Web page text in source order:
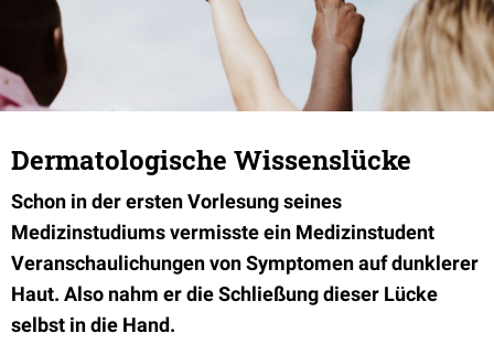
Dermatologische Wissenslücke
Schon in der ersten Vorlesung seines
Medizinstudiums vermisste ein Medizinstudent
Veranschaulichungen von Symptomen auf dunklerer
Haut. Also nahm er die Schließung dieser Lücke
selbst in die Hand.